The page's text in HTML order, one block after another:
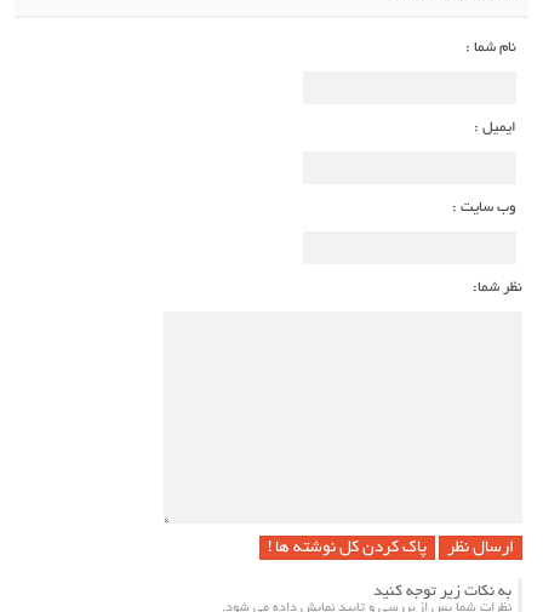
نام شما :
ایمیل :
وب سایت :
نظر شما:
پاک کردن کل نوشته ها !
به نکات زیر توجه کنید
نظرات شما پس از بررسی و تایید نمایش داده می شود.